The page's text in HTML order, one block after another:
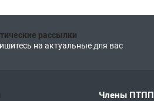
рассылки
на актуальные для вас
Члены ПТПП